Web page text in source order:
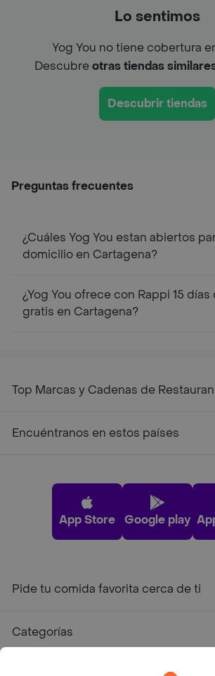
Lo sentimos
Yog You no tiene cobertura
Descubreotras tiendas
Descubrir tiendas
Preguntas frecuentes
¿Cuáles Yog You estan abiertos
domicilio en Cartagena?
¿Yog You ofrece con Rappi 15 días
gratis en Cartagena?
Top Marcas y Cadenas de
Encuéntranos en estos países
App Store Google play
Pide tu comida favorita cerca de ti
Categorías